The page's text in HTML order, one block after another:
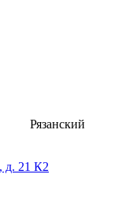
Рязанский
д. 21 К2